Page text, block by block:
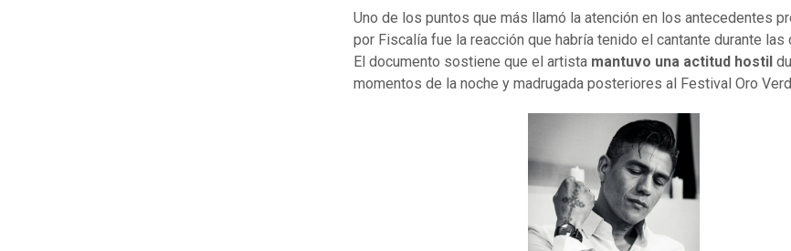
Uno de los puntos que más llamó la atención en los antecedentes
por Fiscalía fue la reacción que habría tenido el cantante durante las
El documento sostiene que el artista mantuvo una actitud hostil
momentos de la noche y madrugada posteriores al Festival Oro